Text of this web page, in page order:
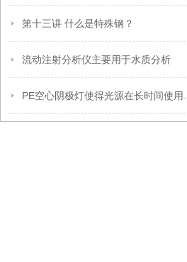
第十三讲 什么是特殊钢？
流动注射分析仪主要用于水质分析